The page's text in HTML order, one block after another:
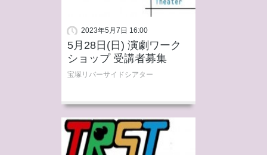
2023年5月7日 16:00
5月28日(日) 演劇ワーク
ショップ 受講者募集
宝塚リバーサイドシアター